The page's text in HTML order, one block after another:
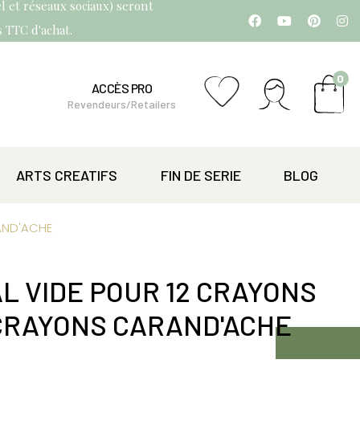
et réseaux sociaux) seront
d'achat.
ACCÈS PRO
Revendeurs/Retailers
0
ARTS CREATIFS FIN DE SERIE BLOG
VIDE POUR 12 CRAYONS
CARAND'ACHE